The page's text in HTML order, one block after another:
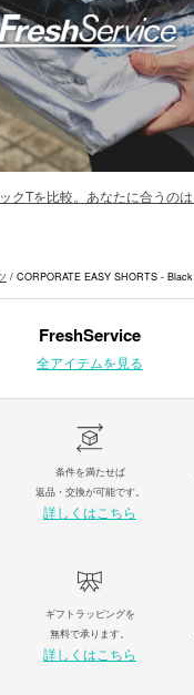
クTを比較。あなたに合うの
/ CORPORATE EASY SHORTS - Black
FreshService
全アイテムを見る
条件を満たせば
返品・交換が可能です。
詳しくはこちら
ギフトラッピングを
無料で承ります。
詳しくはこちら